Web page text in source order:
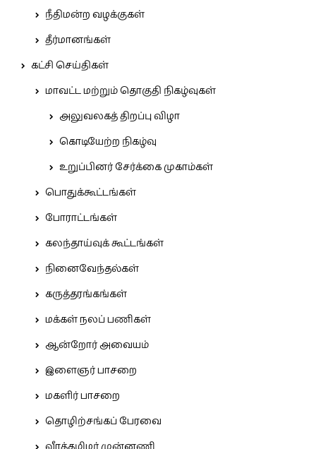
நீதிமன்ற வழக்குகள்
தீர்மானங்கள்
கட்சி செய்திகள்
மாவட்ட மற்றும் தொகுதி நிகழ்வுகள்
அலுவலகத் திறப்பு விழா
கொடியேற்ற நிகழ்வு
உறுப்பினர் சேர்க்கை முகாம்கள்
பொதுக்கூட்டங்கள்
போராட்டங்கள்
கலந்தாய்வுக் கூட்டங்கள்
நினைவேந்தல்கள்
கருத்தரங்கங்கள்
மக்கள் நலப் பணிகள்
ஆன்றோர் அவையம்
இளைஞர் பாசறை
மகளிர் பாசறை
தொழிற்சங்கப் பேரவை